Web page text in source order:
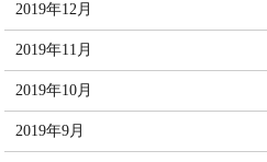
2019年12月
2019年11月
2019年10月
2019年9月